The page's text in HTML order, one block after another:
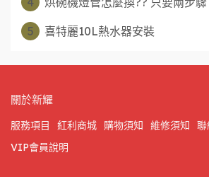
5 喜特麗10L熱水器安裝
關於新耀
服務項目 紅利商城 購物須知 維修須知 聯
VIP會員說明